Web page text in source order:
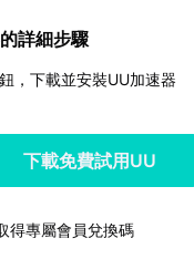
詳細步驟
，下載並安裝UU加速器
下載免費試用UU
得專屬會員兌換碼